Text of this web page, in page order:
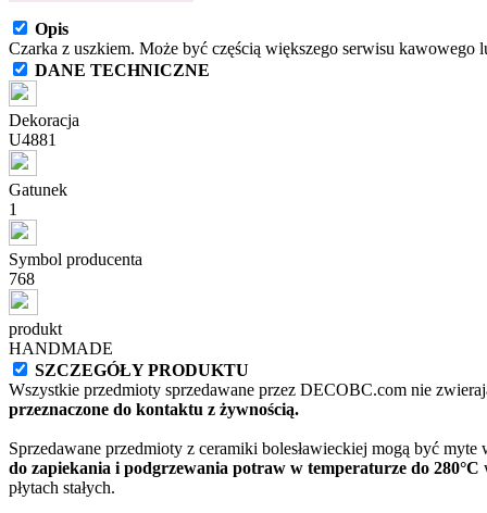
Opis
Czarka z uszkiem. Może być częścią większego serwisu
DANE TECHNICZNE
Dekoracja
U4881
Gatunek
1
Symbol producenta
768
produkt
HANDMADE
SZCZEGÓŁY PRODUKTU
Wszystkie przedmioty sprzedawane przez DECOBC.com nie
przeznaczone do kontaktu z żywnością.
Sprzedawane przedmioty z ceramiki bolesławieckiej mogą być
do zapiekania i podgrzewania potraw w temperaturze do 280°C
płytach stałych.